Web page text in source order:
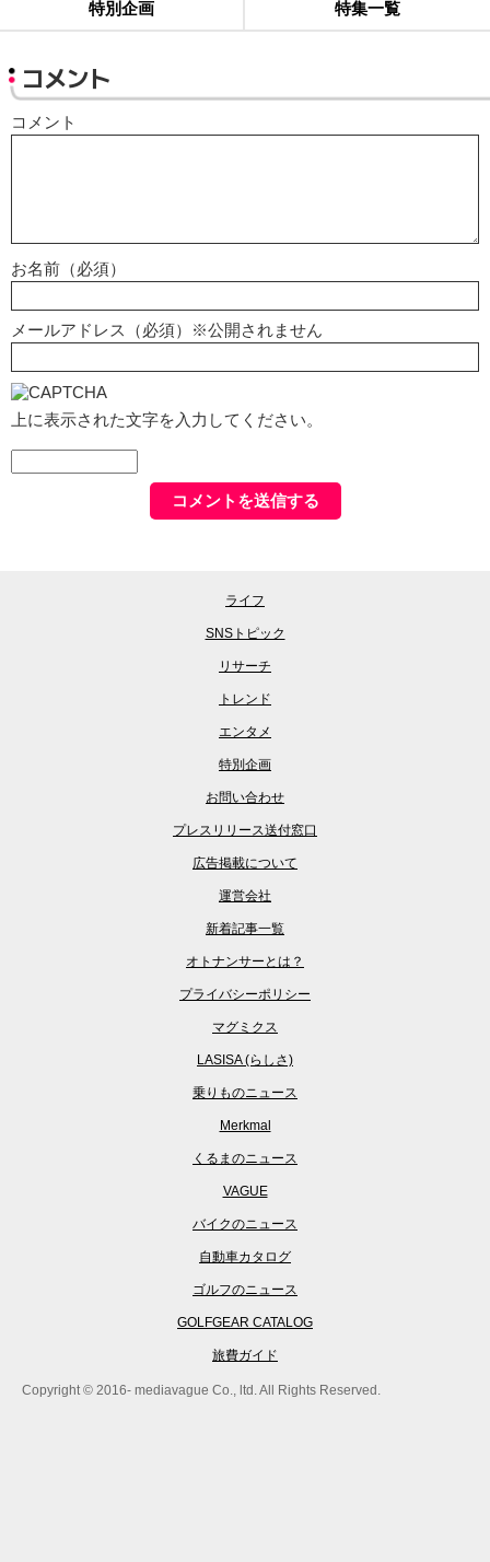
特別企画 特集一覧
コメント
コメント
お名前（必須）
メールアドレス（必須）※公開されません
上に表示された文字を入力してください。
ライフ
SNSトピック
リサーチ
トレンド
エンタメ
特別企画
お問い合わせ
プレスリリース送付窓口
広告掲載について
運営会社
新着記事一覧
オトナンサーとは？
プライバシーポリシー
マグミクス
LASISA (らしさ)
乗りものニュース
Merkmal
くるまのニュース
VAGUE
バイクのニュース
自動車カタログ
ゴルフのニュース
GOLFGEAR CATALOG
旅費ガイド
Copyright © 2016- mediavague Co., ltd. All Rights Reserved.